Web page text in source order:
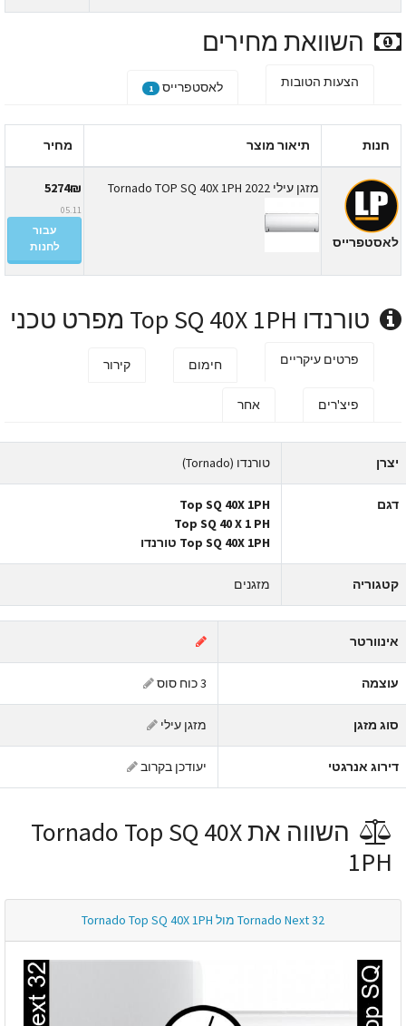
השוואת מחירים
הצעות הטובות לאסטפרייס 1
חנות תיאור מוצר מחיר
מזגן עילי Tornado TOP SQ 40X 1PH 2022 5274₪
05.11
עבור
לחנות
טורנדו Top SQ 40X 1PH מפרט טכני
פרטים עיקריים חימום קירור
פיצ'רים אחר
טורנדו (Tornado)
Top SQ 40X 1PH
Top SQ 40 X 1 PH
Top SQ 40X 1PH טורנדו
מזגנים
מזגן מזגן עילי
אנרגטי יעודכן בקרוב
השווה את Tornado Top SQ 40X
1PH
Tornado Next 32 מול Tornado Top SQ 40X 1PH